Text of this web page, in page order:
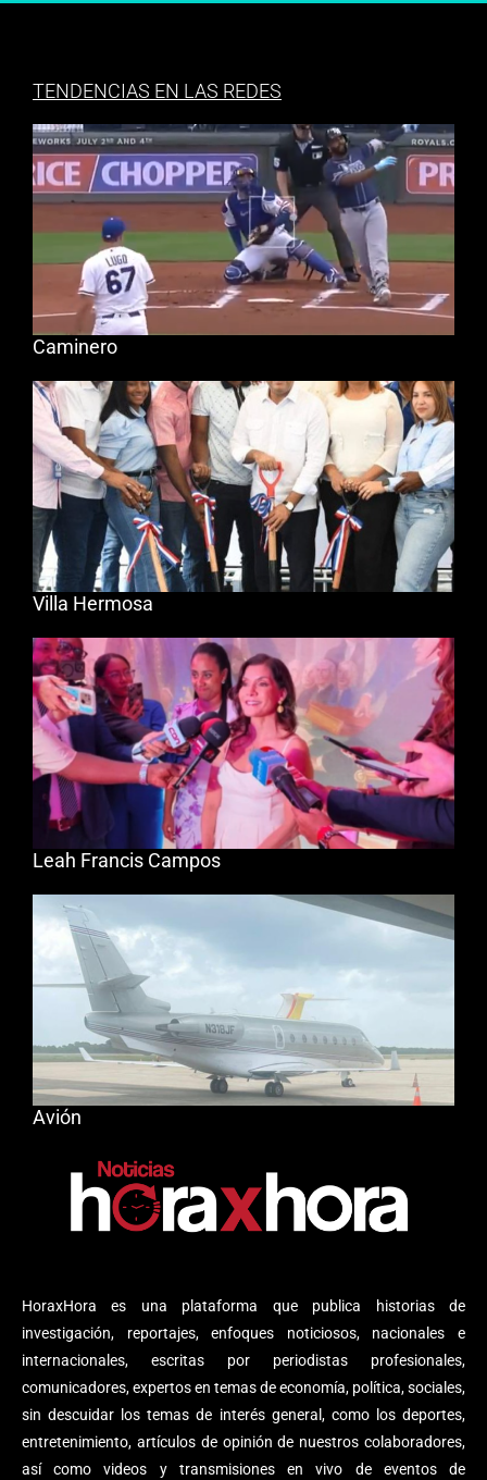
HoraxHora es una plataforma que publica historias de
investigación, reportajes, enfoques noticiosos, nacionales e
internacionales, escritas por periodistas profesionales,
comunicadores, expertos en temas de economía, política, sociales,
sin descuidar los temas de interés general, como los deportes,
entretenimiento, artículos de opinión de nuestros colaboradores,
así como videos y transmisiones en vivo de eventos de
TENDENCIAS EN LAS REDES
Caminero
Villa Hermosa
Leah Francis Campos
Avión